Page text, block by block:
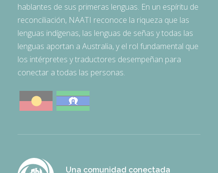
hablantes de sus primeras lenguas. En un espíritu de
reconciliación, NAATI reconoce la riqueza que las
lenguas indígenas, las lenguas de señas y todas las
lenguas aportan a Australia, y el rol fundamental que
los intérpretes y traductores desempeñan para
conectar a todas las personas.
Una comunidad conectada